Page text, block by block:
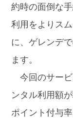
約時の面倒な
利用をよりス
に、ゲレンデ
ます。
今回のサービ
ンタル利用額
ポイント付与